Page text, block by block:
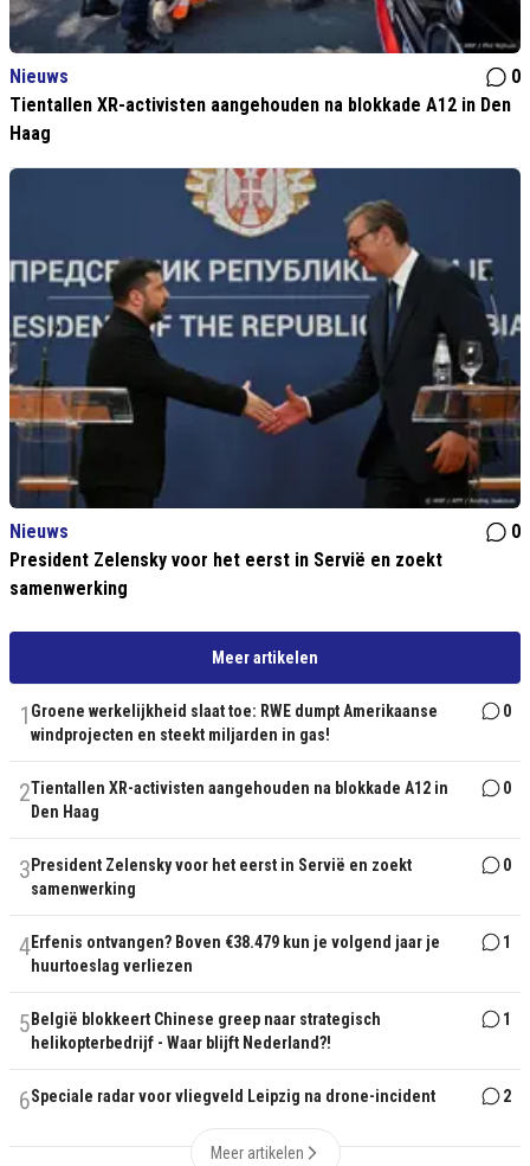
Nieuws
0
Tientallen XR-activisten aangehouden na blokkade A12 in Den
Haag
Nieuws
0
President Zelensky voor het eerst in Servië en zoekt
samenwerking
Meer artikelen
1 Groene werkelijkheid slaat toe: RWE dumpt Amerikaanse
windprojecten en steekt miljarden in gas!
0
2Tientallen XR-activisten aangehouden na blokkade A12 in
Den Haag
0
3 President Zelensky voor het eerst in Servië en zoekt
samenwerking
0
4Erfenis ontvangen? Boven €38.479 kun je volgend jaar je
huurtoeslag verliezen
1
5 België blokkeert Chinese greep naar strategisch
helikopterbedrijf - Waar blijft Nederland?!
1
6Speciale radar voor vliegveld Leipzig na drone-incident 2
Meer artikelen